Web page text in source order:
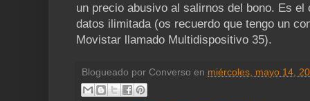
un precio abusivo al salirnos del bono. Es
datos ilimitada (os recuerdo que tengo un
Movistar llamado Multidispositivo 35).
Blogueado por Converso en miércoles, mayo 14,